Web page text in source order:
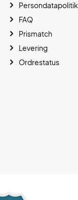
Persondatapolitik
FAQ
Prismatch
Levering
Ordrestatus